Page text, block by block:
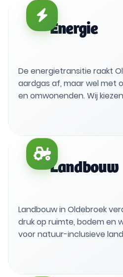
Dat lukt alleen met
verenigingen als echte
Energie
De energietransitie raakt
aardgas af, maar wel met
en omwonenden. Wij
initiatieven en
energiebesparing moet
moeten transparant zijn.
Landbouw
Landbouw in Oldebroek
druk op ruimte, bodem en
voor natuur-inclusieve
perspectief voor